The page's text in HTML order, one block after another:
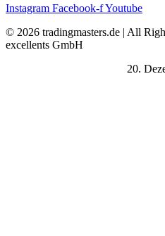
Instagram Facebook-fYoutube
© 2026 tradingmasters.de | All
excellents GmbH
20.